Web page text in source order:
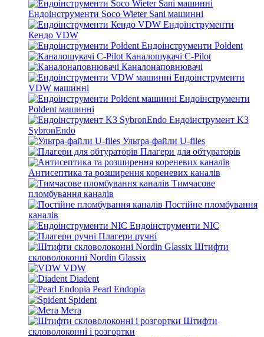
Ендоінструменти Soco Wieter Sani машинні
Ендоінструменти
Кендо VDW
Ендоінструменти Poldent
Каналошукачі C-Pilot
Каналонаповнювачі
Ендоінструменти
VDW машинні
Ендоінструменти
Poldent машинні
Ендоінструмент K3
SybronEndo
Ультра-файли U-files
Плагери для обтураторів
Антисептика та розширення кореневих каналів
Тимчасове
пломбування каналів
Постійне пломбування
каналів
Ендоінструменти NIC
Плагери ручні
Штифти
скловолоконні Nordin Glassix
VDW
Diadent
Pearl Endopia
Spident
Мета
Штифти
скловолоконні і розгортки